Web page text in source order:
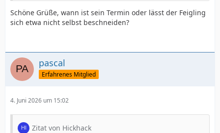
Schöne Grüße, wann ist sein Termin oder lässt der Feigling
sich etwa nicht selbst beschneiden?
pascal
Erfahrenes Mitglied
4. Juni 2026 um 15:02
Zitat von Hickhack